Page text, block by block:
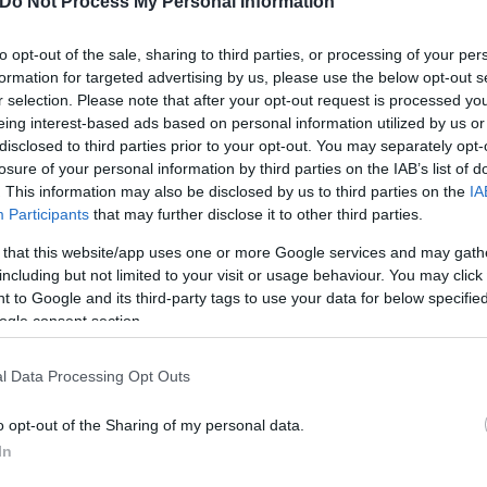
opt-out of the sale, sharing to third parties, or processing of your
for targeted advertising by us, please use the below opt-out
selection. Please note that after your opt-out request is processed
interest-based ads based on personal information utilized by us
to third parties prior to your opt-out. You may separately
of your personal information by third parties on the IAB’s list of
This information may also be disclosed by us to third parties on the
Participants that may further disclose it to other third parties.
that this website/app uses one or more Google services and may
but not limited to your visit or usage behaviour. You may
to Google and its third-party tags to use your data for below
consent section.
Data Processing Opt Outs
opt-out of the Sharing of my personal data.
επαρχίες της, που δεν έχει ακόμη καταφέρει να
φόβους ότι το Πεκίνο εξετάζει το σενάριο
έλεγχό του.
Flash.grστην αναζήτηση τηςGoogle